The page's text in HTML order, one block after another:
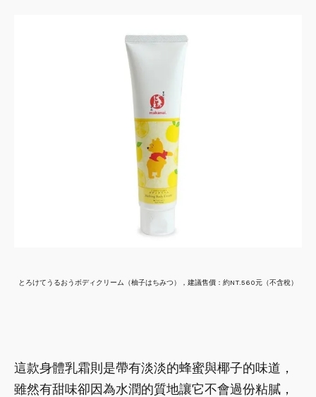
とろけてうるおうボディクリーム（柚子はちみつ），建議售價：約NT.560元（不含稅）
這款身體乳霜則是帶有淡淡的蜂蜜與椰子的味道，
雖然有甜味卻因為水潤的質地讓它不會過份粘膩，